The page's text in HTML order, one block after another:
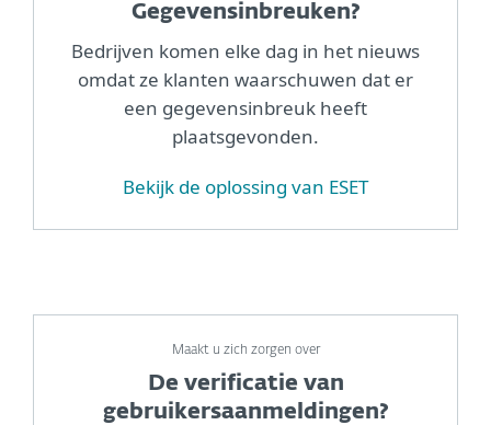
Gegevensinbreuken?
Bedrijven komen elke dag in het nieuws
omdat ze klanten waarschuwen dat er
een gegevensinbreuk heeft
plaatsgevonden.
Bekijk de oplossing van ESET
Maakt u zich zorgen over
De verificatie van
gebruikersaanmeldingen?